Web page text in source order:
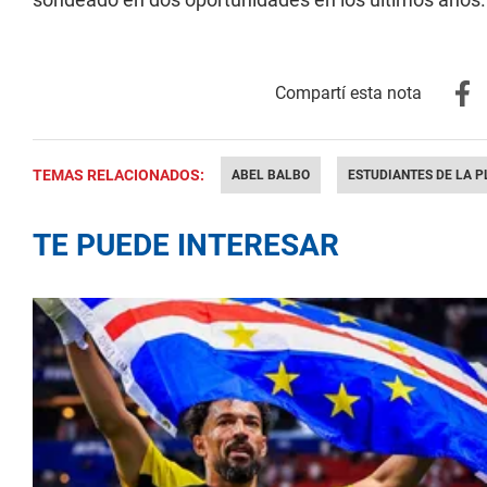
TEMAS RELACIONADOS: ABEL BALBO ESTUDIANTES DE LA
TE PUEDE INTERESAR